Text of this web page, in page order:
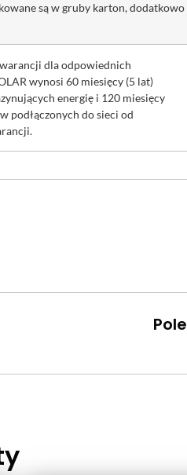
są w gruby karton,
dla odpowiednich
wynosi 60 miesięcy (5 lat)
energię i 120 miesięcy
podłączonych do sieci od